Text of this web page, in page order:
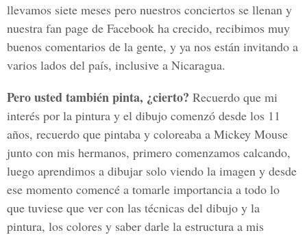
llevamos siete meses pero nuestros conciertos se llenan y
nuestra fan page de Facebook ha crecido, recibimos muy
buenos comentarios de la gente, y ya nos están invitando a
varios lados del país, inclusive a Nicaragua.
Pero usted también pinta, ¿cierto? Recuerdo que mi
interés por la pintura y el dibujo comenzó desde los 11
años, recuerdo que pintaba y coloreaba a Mickey Mouse
junto con mis hermanos, primero comenzamos calcando,
luego aprendimos a dibujar solo viendo la imagen y desde
ese momento comencé a tomarle importancia a todo lo
que tuviese que ver con las técnicas del dibujo y la
pintura, los colores y saber darle la estructura a mis